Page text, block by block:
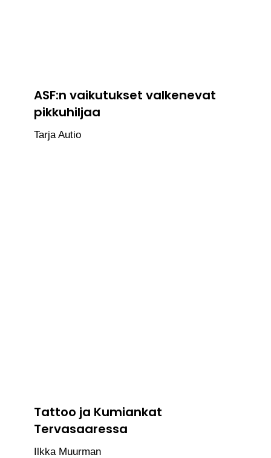
ASF:n vaikutukset valkenevat
pikkuhiljaa
Tarja Autio
Tattoo ja Kumiankat
Tervasaaressa
Ilkka Muurman